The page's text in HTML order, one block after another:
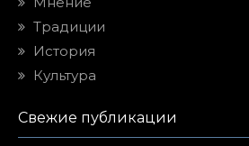
Традиции
История
Культура
Свежие публикации